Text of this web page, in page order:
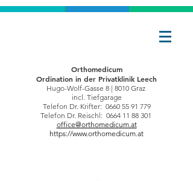
Orthomedicum
Ordination in der Privatklinik Leech
Hugo-Wolf-Gasse 8 | 8010 Graz
incl. Tiefgarage
Telefon Dr. Krifter: 0660 55 91 779
Telefon Dr. Reischl: 0664 11 88 301
office@orthomedicum.at
https://www.orthomedicum.at